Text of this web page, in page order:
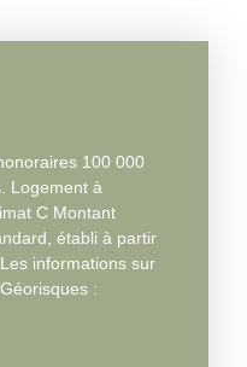
100 000
Logement à
C Montant
établi à partir
informations sur
: